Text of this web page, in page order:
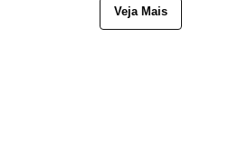
Veja Mais